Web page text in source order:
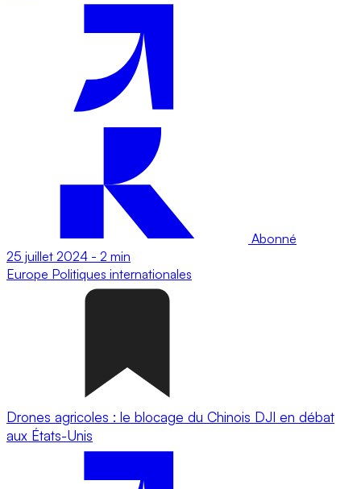
Abonné
25 juillet 2024 - 2 min
Europe Politiques internationales
Drones agricoles : le blocage du Chinois DJI en débat
aux États-Unis